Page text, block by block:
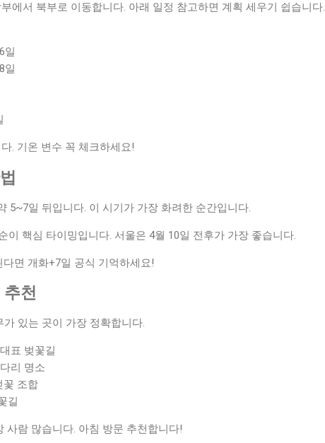
에서 북부로 이동합니다. 아래 일정 참고하면 계획 세우기 쉽습니다.
일
일
. 기온 변수 꼭 체크하세요!
5~7일 뒤입니다. 이 시기가 가장 화려한 순간입니다.
이 핵심 타이밍입니다. 서울은 4월 10일 전후가 가장 좋습니다.
다면 개화+7일 공식 기억하세요!
천
가 있는 곳이 가장 정확합니다.
표 벚꽃길
리 명소
꽃 조합
길
사람 많습니다. 아침 방문 추천합니다!